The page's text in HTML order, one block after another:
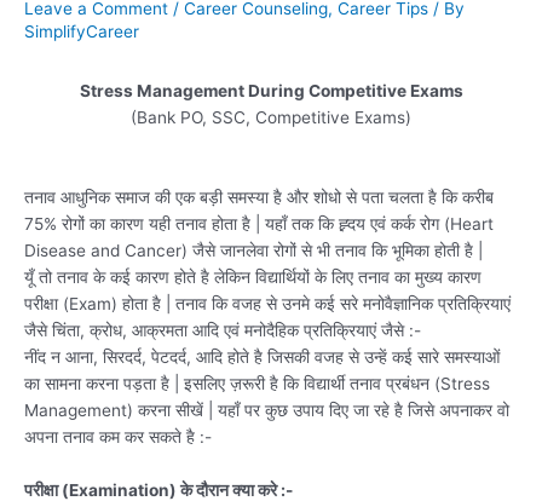
Leave a Comment / Career Counseling, Career Tips / By
SimplifyCareer
Stress Management During Competitive Exams
(Bank PO, SSC, Competitive Exams)
तनाव आधुनिक समाज की एक बड़ी समस्या है और शोधो से पता चलता है कि करीब
75% रोगों का कारण यही तनाव होता है | यहाँ तक कि ह्र्दय एवं कर्क रोग (Heart
Disease and Cancer) जैसे जानलेवा रोगों से भी तनाव कि भूमिका होती है |
यूँ तो तनाव के कई कारण होते है लेकिन विद्यार्थियों के लिए तनाव का मुख्य कारण
परीक्षा (Exam) होता है | तनाव कि वजह से उनमे कई सरे मनोवैज्ञानिक प्रतिक्रियाएं
जैसे चिंता, क्रोध, आक्रमता आदि एवं मनोदैहिक प्रतिक्रियाएं जैसे :-
नींद न आना, सिरदर्द, पेटदर्द, आदि होते है जिसकी वजह से उन्हें कई सारे समस्याओं
का सामना करना पड़ता है | इसलिए ज़रूरी है कि विद्यार्थी तनाव प्रबंधन (Stress
Management) करना सीखें | यहाँ पर कुछ उपाय दिए जा रहे है जिसे अपनाकर वो
अपना तनाव कम कर सकते है :-
परीक्षा (Examination) के दौरान क्या करे :-